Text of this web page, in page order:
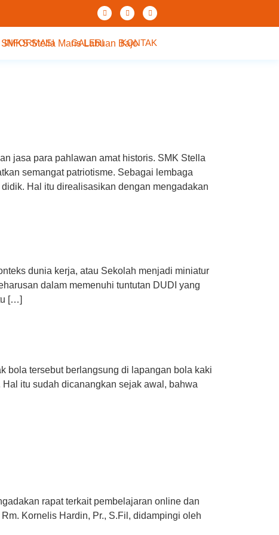
INFORMASI GALERI KONTAK
jasa para pahlawan amat historis. SMK Stella
semangat patriotisme. Sebagai lembaga
Hal itu direalisasikan dengan mengadakan
dunia kerja, atau Sekolah menjadi miniatur
dalam memenuhi tuntutan DUDI yang
[…]
bola tersebut berlangsung di lapangan bola kaki
itu sudah dicanangkan sejak awal, bahwa
rapat terkait pembelajaran online dan
Kornelis Hardin, Pr., S.Fil, didampingi oleh